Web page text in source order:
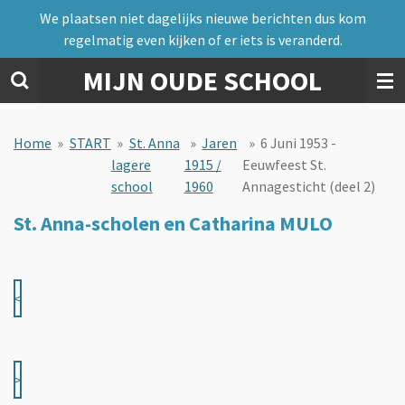
naar
de
hoofdinhoud
MIJN OUDE SCHOOL
We plaatsen niet dagelijks nieuwe berichten dus kom
regelmatig even kijken of er iets is veranderd.
Home » START » St. Anna
lagere
school
» Jaren
1915 /
1960
» 6 Juni 1953 -
Eeuwfeest St.
Annagesticht (deel 2)
St. Anna-scholen en Catharina MULO
<
>